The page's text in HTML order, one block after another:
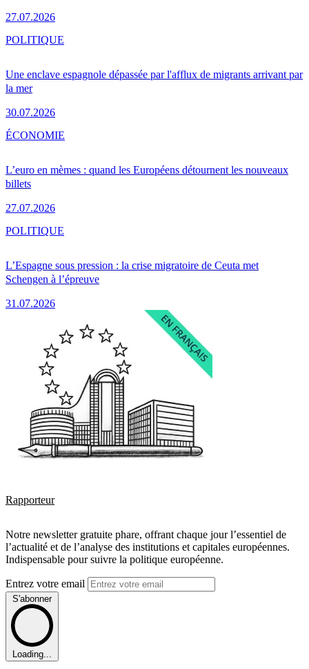
27.07.2026
Une enclave espagnole dépassée par l'afflux de migrants arrivant par
la mer
30.07.2026
POLITIQUE
L’euro en mèmes : quand les Européens détournent les nouveaux
billets
27.07.2026
ÉCONOMIE
L’Espagne sous pression : la crise migratoire de Ceuta met
Schengen à l’épreuve
31.07.2026
POLITIQUE
Rapporteur
Notre newsletter gratuite phare, offrant chaque jour l’essentiel de
l’actualité et de l’analyse des institutions et capitales européennes.
Indispensable pour suivre la politique européenne.
Entrez votre email
S'abonner
Loading...